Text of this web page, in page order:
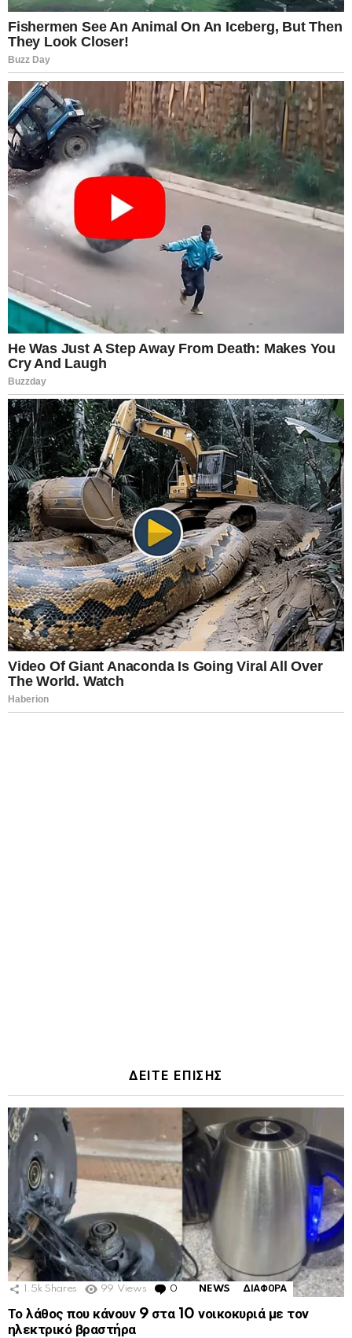
ΔΕΙΤΕ ΕΠΙΣΗΣ
1.5k Shares 99 Views 0 Comments
NEWS ΔΙΑΦΟΡΑ
Το λάθος που κάνουν 9 στα 10 νοικοκυριά με τον
ηλεκτρικό βραστήρα